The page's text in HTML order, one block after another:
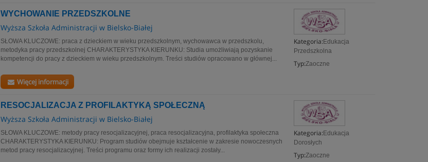
WYCHOWANIE PRZEDSZKOLNE
Wyższa Szkoła Administracji w Bielsko-Białej
Kategoria: Edukacja
Przedszkolna
Typ:Zaoczne
SŁOWA KLUCZOWE: praca z dzieckiem w wieku przedszkolnym, wychowawca w przedszkolu,
metodyka pracy przedszkolnej CHARAKTERYSTYKA KIERUNKU: Studia umożliwiają pozyskanie
kompetencji do pracy z dzieckiem w wieku przedszkolnym. Treści studiów opracowano w głównej...
Więcej informacji
RESOCJALIZACJA Z PROFILAKTYKĄ SPOŁECZNĄ
Wyższa Szkoła Administracji w Bielsko-Białej
Kategoria: Edukacja
Dorosłych
Typ:Zaoczne
SŁOWA KLUCZOWE: metody pracy resocjalizacyjnej, praca resocjalizacyjna, profilaktyka społeczna
CHARAKTERYSTYKA KIERUNKU: Program studiów obejmuje kształcenie w zakresie nowoczesnych
metod pracy resocjalizacyjnej. Treści programu oraz formy ich realizacji zostały...